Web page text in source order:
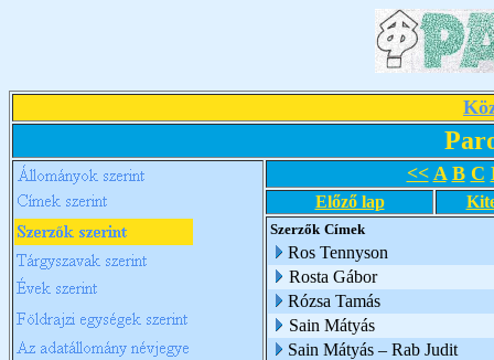
<< A B C
Előző lap
Szerzők Címek
Ros Tennyson
Rosta Gábor
Rózsa Tamás
Sain Mátyás
Sain Mátyás – Rab Judit